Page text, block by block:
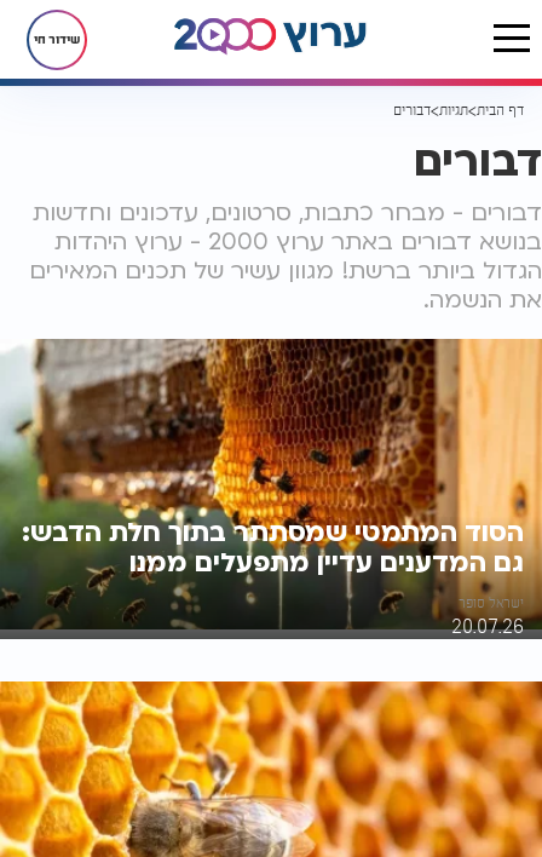
שידור חי
דף הבית תגיות דבורים
דבורים
דבורים - מבחר כתבות, סרטונים, עדכונים וחדשות
בנושא דבורים באתר ערוץ 2000 - ערוץ היהדות
הגדול ביותר ברשת! מגוון עשיר של תכנים המאירים
את הנשמה.
הסוד המתמטי שמסתתר בתוך חלת הדבש:
גם המדענים עדיין מתפעלים ממנו
ישראל סופר
20.07.26